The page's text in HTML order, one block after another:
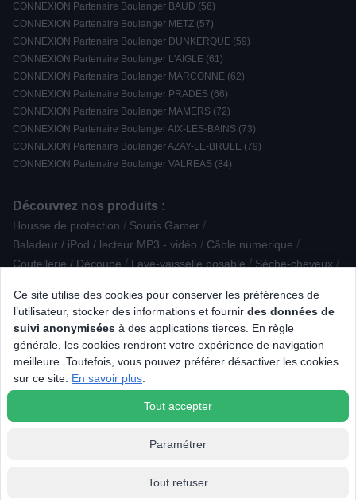
Ce site utilise des cookies pour conserver les préférences de
l’utilisateur, stocker des informations et fournir des données de
suivi anonymisées à des applications tierces. En règle
générale, les cookies rendront votre expérience de navigation
meilleure. Toutefois, vous pouvez préférer désactiver les cookies
sur ce site. En savoir plus
Tout accepter
Paramétrer
Tout refuser
CONNEXION Partenaire Boulanger BAUD (56)
CONNEXION Partenaire Boulanger METZ (57)
CONNEXION Partenaire Boulanger DUNKERQUE (59)
CONNEXION Partenaire Boulanger L'AIGLE (61)
CONNEXION Partenaire Boulanger MARCONNE (62)
CONNEXION Partenaire Boulanger PRADES (66)
CONNEXION Partenaire Boulanger MAMERS (72)
CONNEXION Partenaire Boulanger AIX-LES-BAINS (73)
CONNEXION Partenaire Boulanger AZAY-LE-BRULE (79)
CONNEXION Partenaire Boulanger VALREAS (84)
Découvrez nos produits :
Housse de protection / Souris Gamer /
Baladeur / iPod / lecteur MP3 - vidéo / Câble numerique /
Coutellerie / Découpe / Lave-vaisselle posable / Sèche-cheveux /
Casque Gamer / Alimentation bébé / Modem / routeur wifi /
Périphérique Gaming
Plaque de cuisson aspirante Disque dur / SSD
Imprimante multifonction laser / Accessoire Eau / boisson /
Robot Tondeuse / Elément séparé
© 2026 Tous droits réservés Connexion.fr